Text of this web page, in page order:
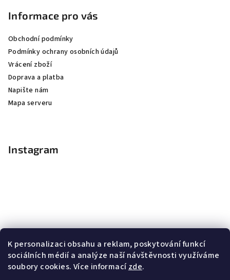
K personalizaci obsahu a reklam, poskytování funkcí
sociálních médií a analýze naší návštěvnosti využíváme
soubory cookies. Více informacízde.
Informace pro vás
Obchodní podmínky
Podmínky ochrany osobních údajů
Vrácení zboží
Doprava a platba
Napište nám
Mapa serveru
Instagram